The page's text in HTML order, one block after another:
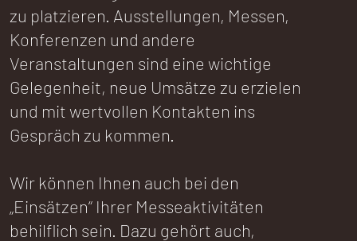
zu platzieren. Ausstellungen, Messen,
Konferenzen und andere
Veranstaltungen sind eine wichtige
Gelegenheit, neue Umsätze zu erzielen
und mit wertvollen Kontakten ins
Gespräch zu kommen.
Wir können Ihnen auch bei den
„Einsätzen“ Ihrer Messeaktivitäten
behilflich sein. Dazu gehört auch,